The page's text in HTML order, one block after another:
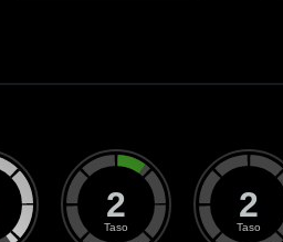
2
Taso
2
Taso